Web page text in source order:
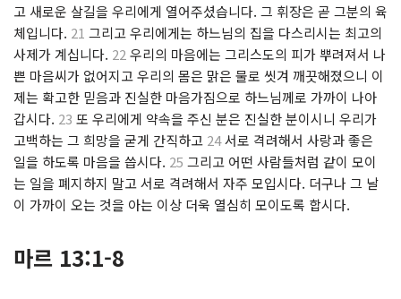
고 새로운 살길을 우리에게 열어주셨습니다. 그 휘장은 곧 그분의 육
체입니다. 21 그리고 우리에게는 하느님의 집을 다스리시는 최고의
사제가 계십니다. 22 우리의 마음에는 그리스도의 피가 뿌려져서 나
쁜 마음씨가 없어지고 우리의 몸은 맑은 물로 씻겨 깨끗해졌으니 이
제는 확고한 믿음과 진실한 마음가짐으로 하느님께로 가까이 나아
갑시다. 23 또 우리에게 약속을 주신 분은 진실한 분이시니 우리가
고백하는 그 희망을 굳게 간직하고 24서로 격려해서 사랑과 좋은
일을 하도록 마음을 씁시다. 25 그리고 어떤 사람들처럼 같이 모이
는 일을 폐지하지 말고 서로 격려해서 자주 모입시다. 더구나 그 날
이 가까이 오는 것을 아는 이상 더욱 열심히 모이도록 합시다.
마르 13:1-8